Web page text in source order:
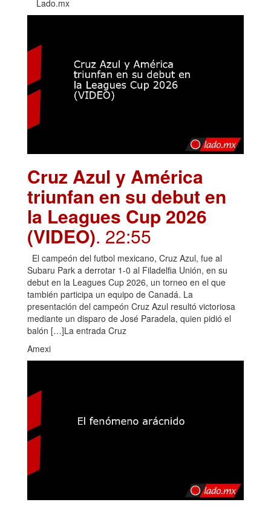
Lado.mx
Cruz Azul y América
triunfan en su debut en
la Leagues Cup 2026
(VIDEO). 22:55
El campeón del futbol mexicano, Cruz Azul, fue al
Subaru Park a derrotar 1-0 al Filadelfia Unión, en su
debut en la Leagues Cup 2026, un torneo en el que
también participa un equipo de Canadá. La
presentación del campeón Cruz Azul resultó victoriosa
mediante un disparo de José Paradela, quien pidió el
balón […]La entrada Cruz
Amexi